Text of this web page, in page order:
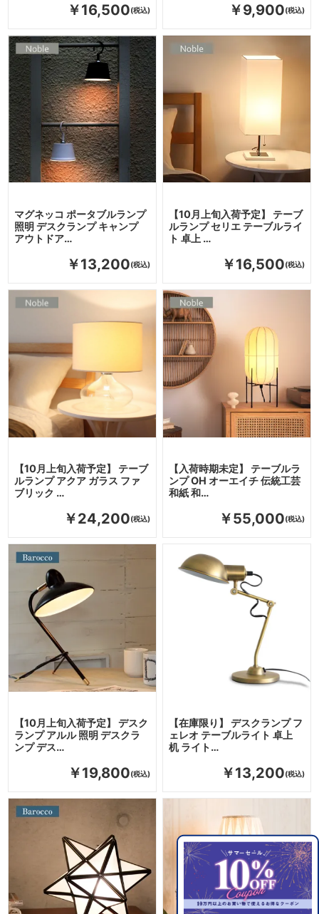
￥16,500 ￥9,900
マグネッコ ポータブルランプ
照明 デスクランプ キャンプ
アウトドア…
￥13,200
【10月上旬入荷予定】 テーブ
ルランプ セリエ テーブルライ
ト 卓上 …
￥16,500
【10月上旬入荷予定】 テーブ
ルランプ アクア ガラス ファ
ブリック …
￥24,200
【入荷時期未定】 テーブルラ
ンプ OH オーエイチ 伝統工芸
和紙 和…
￥55,000
【10月上旬入荷予定】 デスク
ランプ アルル 照明 デスクラ
ンプ デス…
￥19,800
【在庫限り】 デスクランプ フ
ェレオ テーブルライト 卓上
机 ライト…
￥13,200